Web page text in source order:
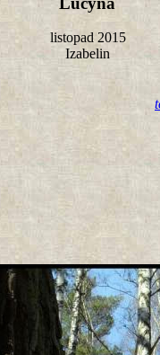
listopad 2015
Izabelin